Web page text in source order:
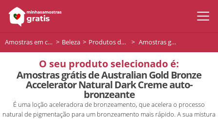
Amostras em casa Beleza Produtos de beleza Amostras grátis de Australian Gold Bronze Accelerator Natural Dark Creme auto-bronzeante
O seu produto selecionado é:
Amostras grátis de Australian Gold Bronze
Accelerator Natural Dark Creme auto-
bronzeante
É uma loção aceleradora de bronzeamento, que acelera o processo
natural de pigmentação para um bronzeamento mais rápido. A sua mistura